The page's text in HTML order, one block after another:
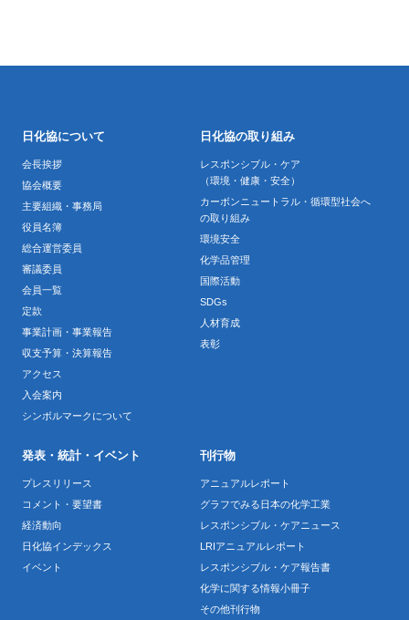
日化協について
会長挨拶
協会概要
主要組織・事務局
役員名簿
総合運営委員
審議委員
会員一覧
定款
事業計画・事業報告
収支予算・決算報告
アクセス
入会案内
シンボルマークについて
日化協の取り組み
レスポンシブル・ケア
（環境・健康・安全）
カーボンニュートラル・循環型社会へ
の取り組み
環境安全
化学品管理
国際活動
SDGs
人材育成
表彰
発表・統計・イベント
プレスリリース
コメント・要望書
経済動向
日化協インデックス
イベント
刊行物
アニュアルレポート
グラフでみる日本の化学工業
レスポンシブル・ケアニュース
LRIアニュアルレポート
レスポンシブル・ケア報告書
化学に関する情報小冊子
その他刊行物